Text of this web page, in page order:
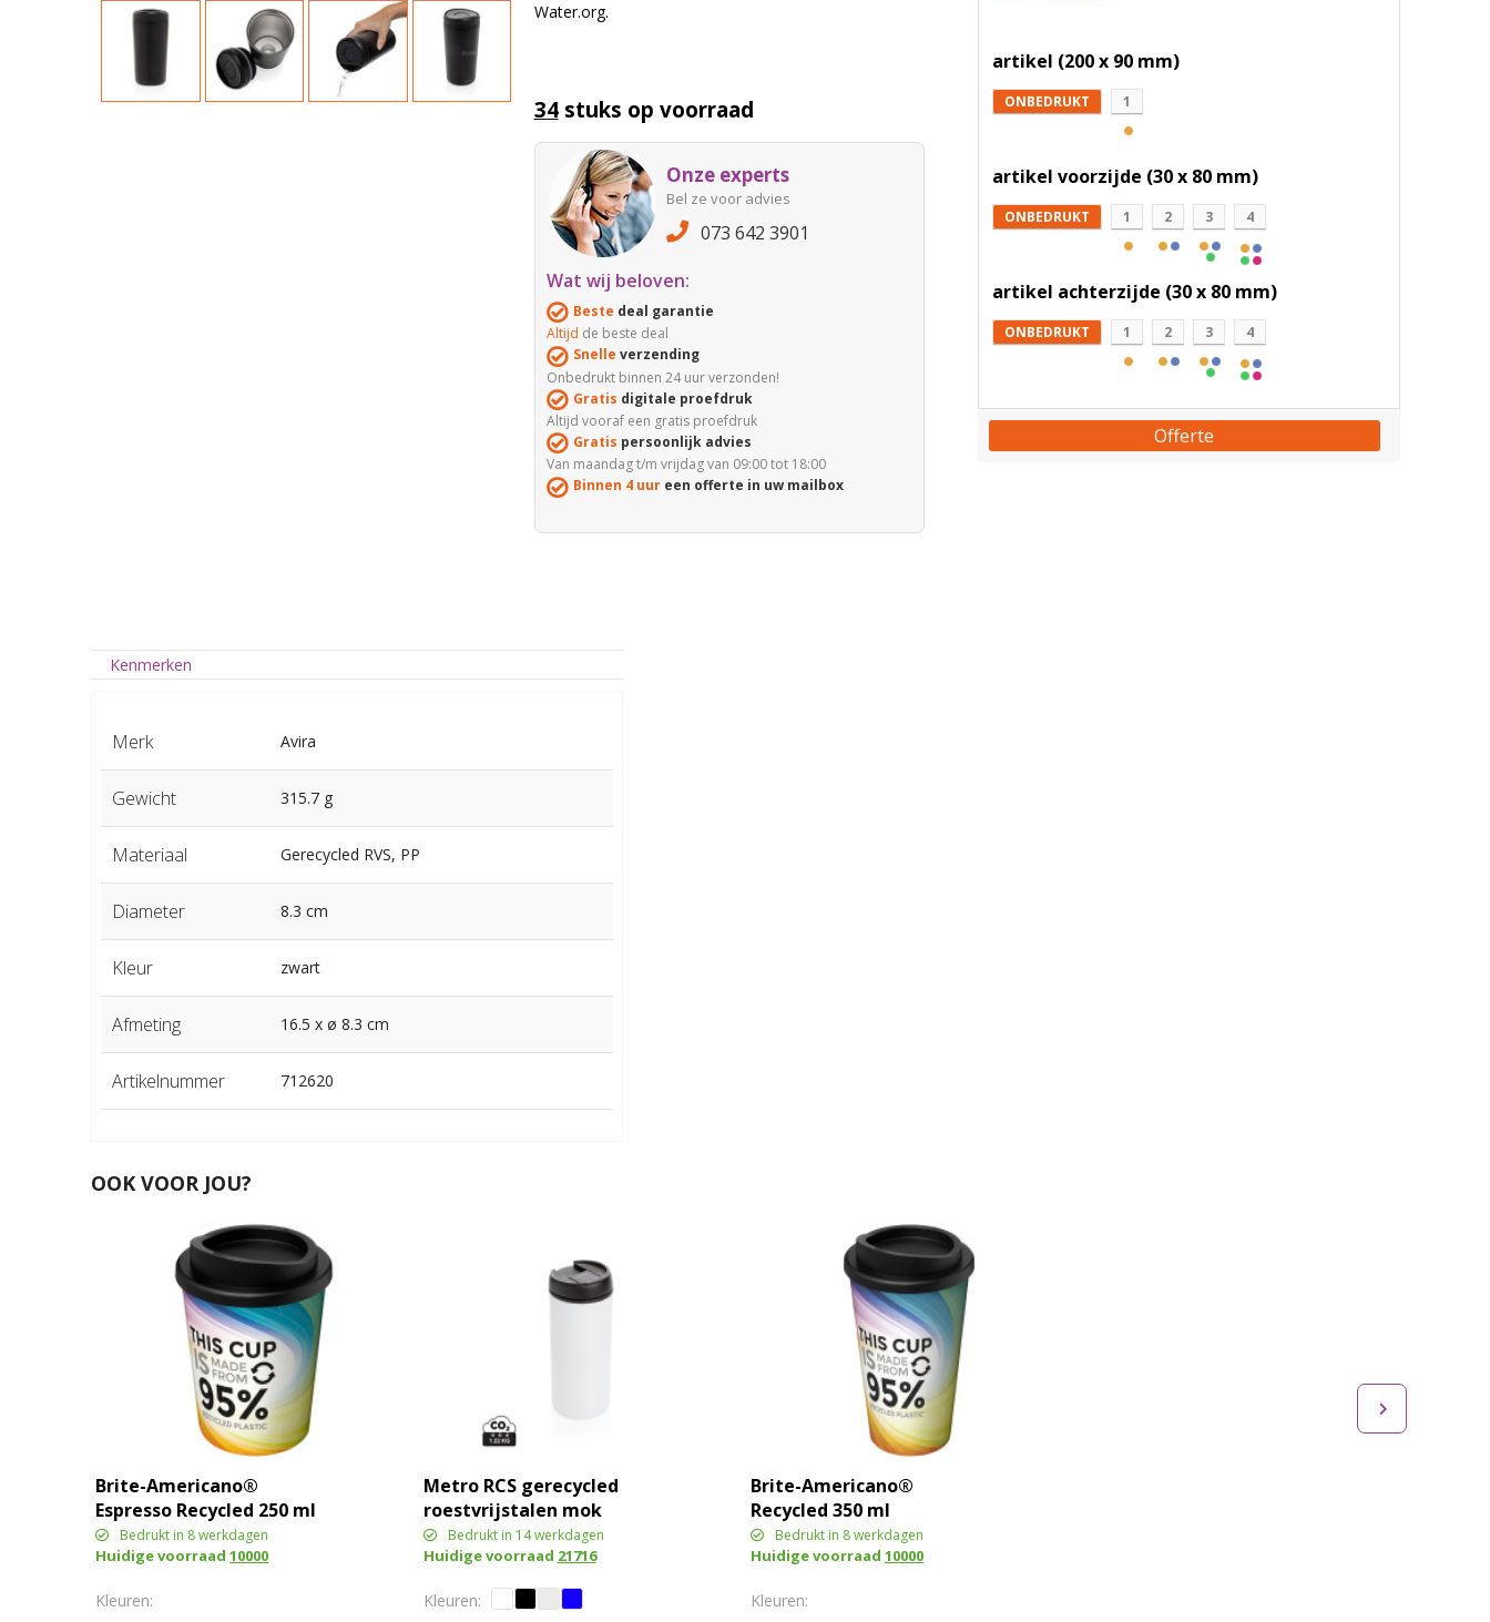
Water.org.
34stuks op voorraad
Onze experts
Bel ze voor advies
073 642 3901
Wat wij beloven:
Beste deal garantie
Altijd de beste deal
Snelle verzending
Onbedrukt binnen 24 uur verzonden!
Gratis digitale proefdruk
Altijd vooraf een gratis proefdruk
Gratis persoonlijk advies
Van maandag t/m vrijdag van 09:00 tot 18:00
Binnen 4 uureen offerte in uw mailbox
artikel (200 x 90 mm)
ONBEDRUKT 1
artikel voorzijde (30 x 80 mm)
ONBEDRUKT 1 2 3 4
artikel achterzijde (30 x 80 mm)
ONBEDRUKT 1 2 3 4
Offerte
Kenmerken
Merk Avira
Gewicht 315.7 g
Materiaal Gerecycled RVS, PP
Diameter 8.3 cm
Kleur zwart
Afmeting 16.5 x ø 8.3 cm
Artikelnummer 712620
OOK VOOR JOU?
Brite-Americano®
Espresso Recycled 250 ml
geïsoleerde beker
Bedrukt in 8 werkdagen
Huidige voorraad10000
Metro RCS gerecycled
roestvrijstalen mok
Bedrukt in 14 werkdagen
Huidige voorraad 21716
Brite-Americano®
Recycled 350 ml
geïsoleerde beker
Bedrukt in 8 werkdagen
Huidige voorraad 10000